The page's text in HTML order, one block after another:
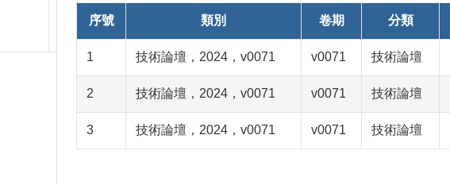
序號 類別 卷期 分類
1 技術論壇，2024，v0071 v0071 技術論壇
2 技術論壇，2024，v0071 v0071 技術論壇
3 技術論壇，2024，v0071 v0071 技術論壇